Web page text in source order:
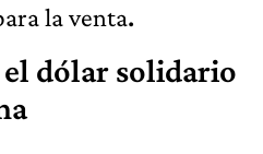
la venta.
dólar solidario